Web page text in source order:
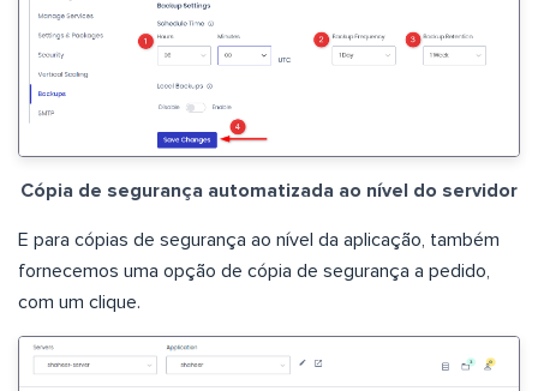
Cópia de segurança automatizada ao nível do servidor
E para cópias de segurança ao nível da aplicação, também
fornecemos uma opção de cópia de segurança a pedido,
com um clique.